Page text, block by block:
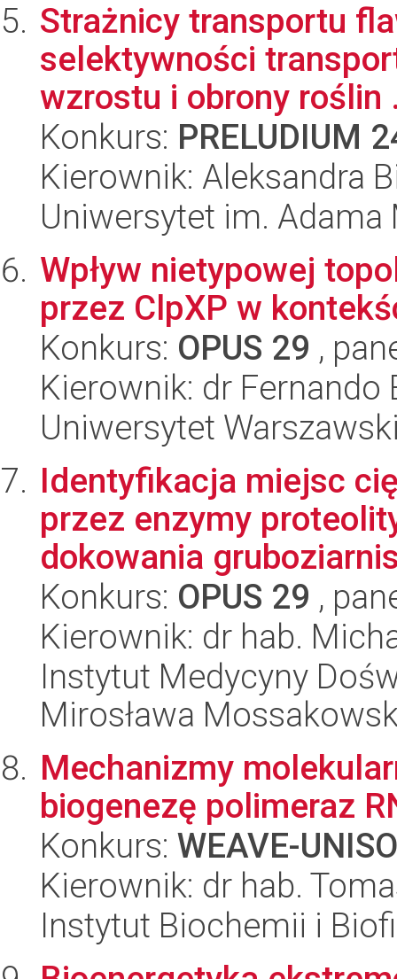
Strażnicy transportu
selektywności
wzrostu i obrony roślin
Konkurs: PRELUDIUM
Kierownik: Aleksandra
Uniwersytet im.
Wpływ nietypowej
przez ClpXP w
Konkurs: OPUS 29 ,
Kierownik: dr Fernando
Uniwersytet
Identyfikacja miejsc
przez enzymy
dokowania
Konkurs: OPUS 29 ,
Kierownik: dr hab.
Instytut Medycyny
Mirosława
Mechanizmy
biogenezę polimeraz
Konkurs: WEAVE-
Kierownik: dr hab.
Instytut Biochemii i